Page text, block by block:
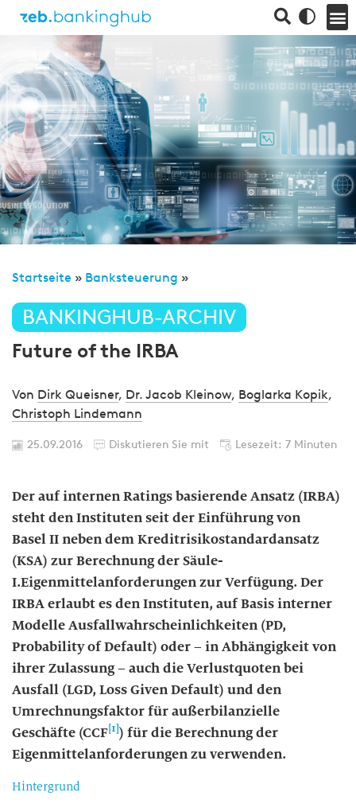
Startseite » Banksteuerung »
BANKINGHUB-ARCHIV
Future of the IRBA
Von Dirk Queisner, Dr. Jacob Kleinow, Boglarka Kopik,
Christoph Lindemann
25.09.2016 Diskutieren Sie mit Lesezeit: 7 Minuten
Der auf internen Ratings basierende Ansatz (IRBA)
steht den Instituten seit der Einführung von
Basel II neben dem Kreditrisikostandardansatz
(KSA) zur Berechnung der Säule-
I.Eigenmittelanforderungen zur Verfügung. Der
IRBA erlaubt es den Instituten, auf Basis interner
Modelle Ausfallwahrscheinlichkeiten (PD,
Probability of Default) oder – in Abhängigkeit von
ihrer Zulassung – auch die Verlustquoten bei
Ausfall (LGD, Loss Given Default) und den
Umrechnungsfaktor für außerbilanzielle
Geschäfte (CCF[1]) für die Berechnung der
Eigenmittelanforderungen zu verwenden.
Hintergrund